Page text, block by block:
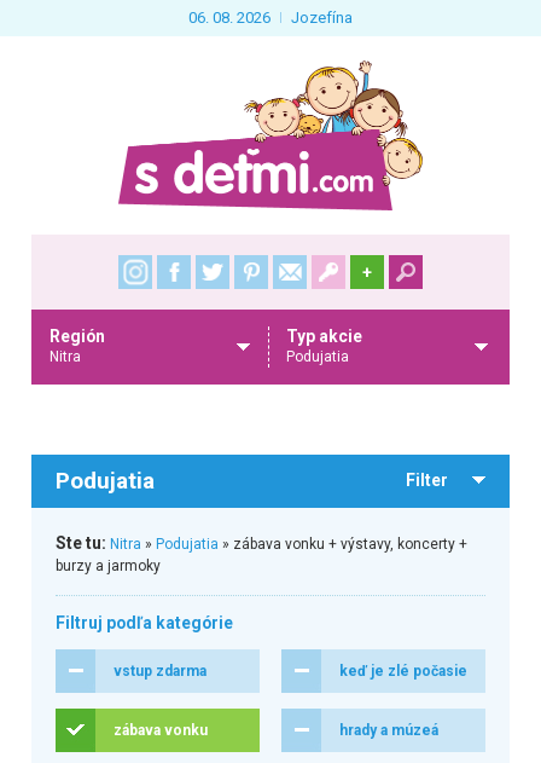
06. 08. 2026 Jozefína
+
Región
Nitra
Typ akcie
Podujatia
Podujatia Filter
Ste tu: Nitra » Podujatia » zábava vonku + výstavy, koncerty +
burzy a jarmoky
Filtruj podľa kategórie
vstup zdarma keď je zlé počasie
zábava vonku hrady a múzeá